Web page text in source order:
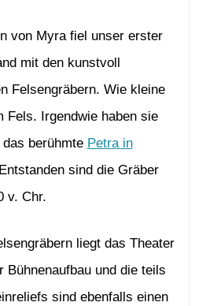
von Myra fiel unser erster
mit den kunstvoll
Felsengräbern. Wie kleine
Fels. Irgendwie haben sie
berühmte Petra in
sind die Gräber
v. Chr.
liegt das Theater
Bühnenaufbau und die teils
sind ebenfalls einen